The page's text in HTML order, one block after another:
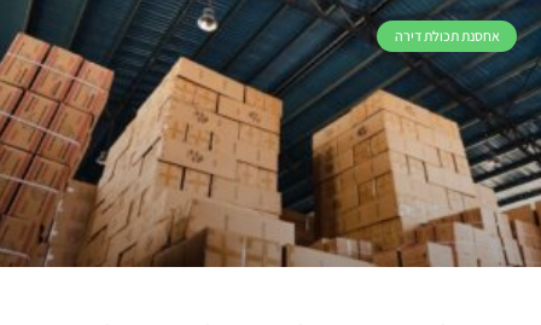
אחסנת תכולת דירה